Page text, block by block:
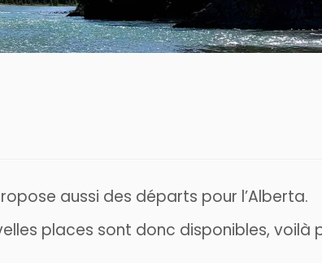
aussi des départs pour l’Alberta.
places sont donc disponibles, voilà